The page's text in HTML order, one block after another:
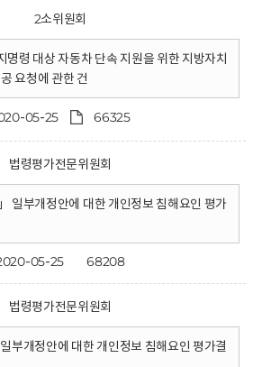
2소위원회
명령 대상 자동차 단속 지원을 위한 지방자치
요청에 관한 건
05-25 66325
법령평가전문위원회
일부개정안에 대한 개인정보 침해요인 평가
05-25 68208
법령평가전문위원회
부개정안에 대한 개인정보 침해요인 평가결